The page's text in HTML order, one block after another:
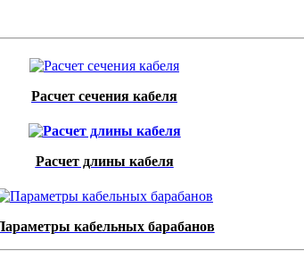
Расчет сечения кабеля
Расчет длины кабеля
кабельных барабанов